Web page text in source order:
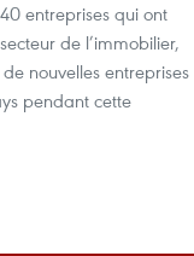
entreprises qui ont
de l’immobilier,
nouvelles entreprises
pendant cette